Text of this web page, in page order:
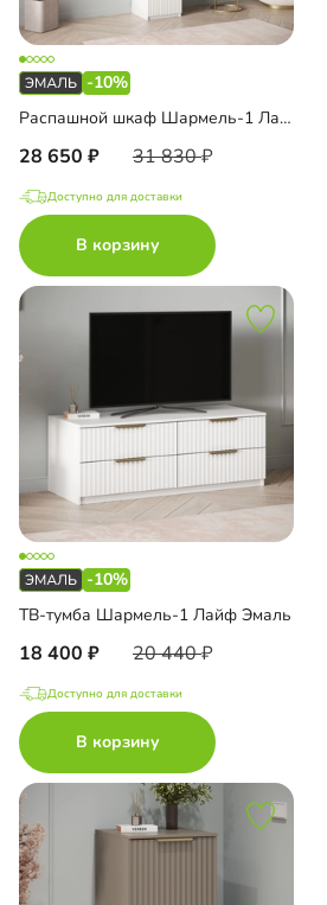
-10%
Распашной шкаф Шармель-1 Лайф Эмаль с антресолью
28 650 31 830
Доступно для доставки
В корзину
-10%
ТВ-тумба Шармель-1 Лайф Эмаль
18 400 20 440
Доступно для доставки
В корзину